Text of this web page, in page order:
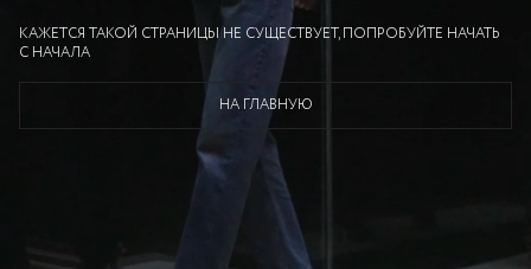
КАЖЕТСЯ ТАКОЙ СТРАНИЦЫ НЕ СУЩЕСТВУЕТ, ПОПРОБУЙТЕ НАЧАТЬ
С НАЧАЛА
НА ГЛАВНУЮ